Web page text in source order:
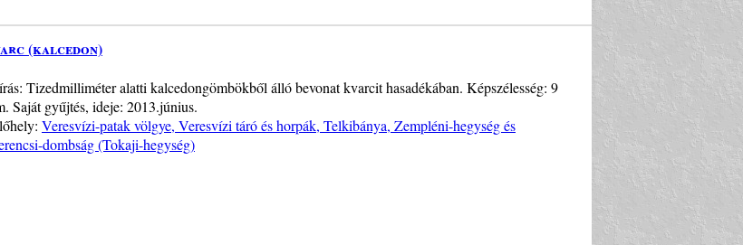
(kalcedon)
Tizedmilliméter alatti kalcedongömbökből álló bevonat kvarcit hasadékában. Képszélesség: 9
Saját gyűjtés, ideje: 2013.június.
Veresvízi-patak völgye, Veresvízi táró és horpák, Telkibánya, Zempléni-hegység és
dombság (Tokaji-hegység)